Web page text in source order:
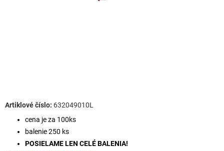
cena je za 100ks
balenie 250 ks
POSIELAME LEN CELÉ BALENIA!
632049010L